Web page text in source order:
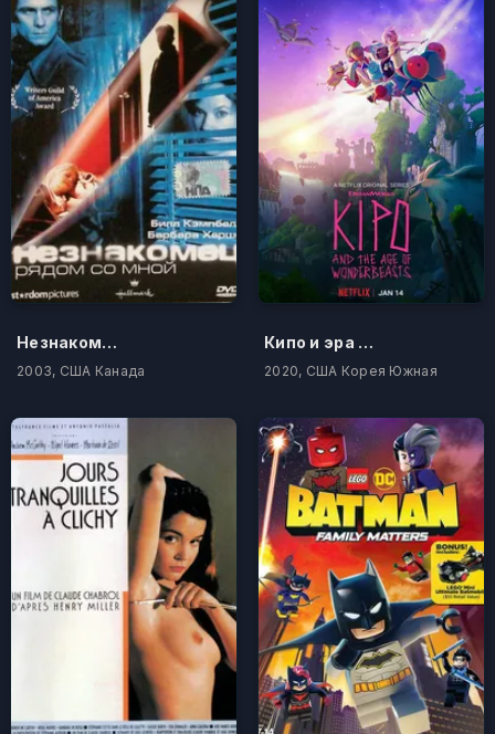
Незнакомец рядом со мной
2003, США Канада
Кипо и эра чудесных зверей
2020, США Корея Южная